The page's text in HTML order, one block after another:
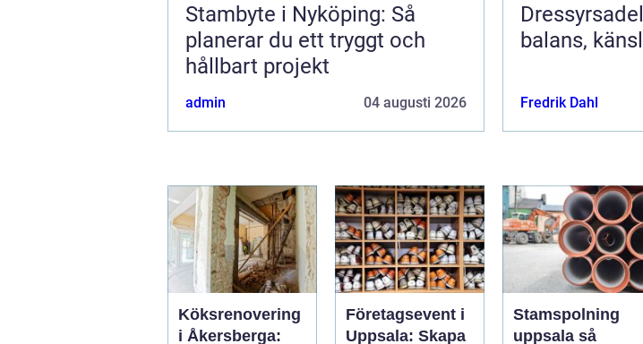
Stambyte i Nyköping: Så
planerar du ett tryggt och
hållbart projekt
admin 04 augusti 2026
Dressyrsadel grunden för
balans,
Fredrik Dahl
Köksrenovering
i Åkersberga:
Företagsevent i
Uppsala: Skapa
Stamspolning
uppsala så